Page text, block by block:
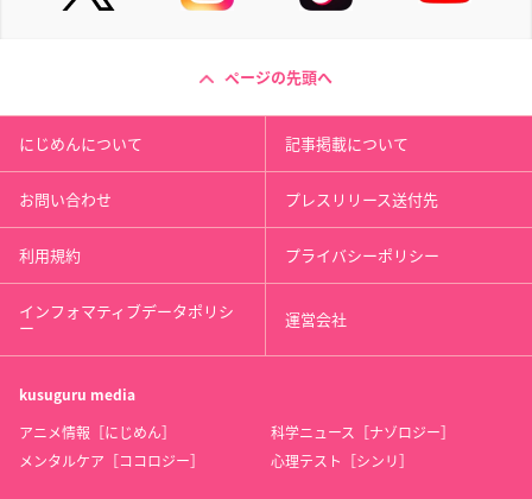
ページの先頭へ
にじめんについて 記事掲載について
お問い合わせ プレスリリース送付先
利用規約 プライバシーポリシー
インフォマティブデータポリシ
ー 運営会社
kusuguru media
アニメ情報［にじめん］
科学ニュース［ナゾロジー］
メンタルケア［ココロジー］
心理テスト［シンリ］